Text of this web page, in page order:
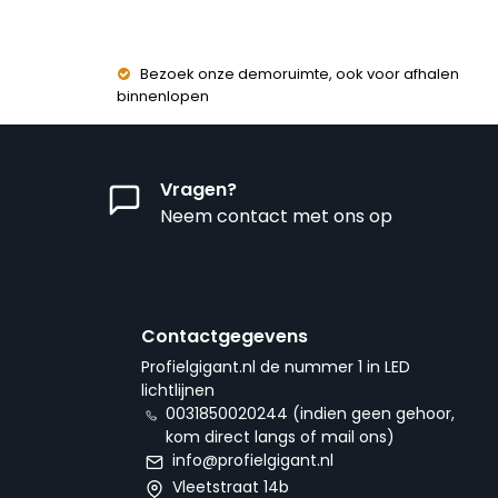
Bezoek onze demoruimte, ook voor afhalen
binnenlopen
Vragen?
Neem contact met ons op
Contactgegevens
Profielgigant.nl de nummer 1 in LED
lichtlijnen
0031850020244 (indien geen gehoor,
kom direct langs of mail ons)
info@profielgigant.nl
Vleetstraat 14b